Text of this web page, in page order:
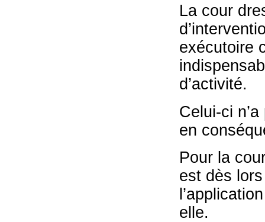
La cour
exécutoire
d’activité.
Celui-ci
en
Pour la
est dès
elle.